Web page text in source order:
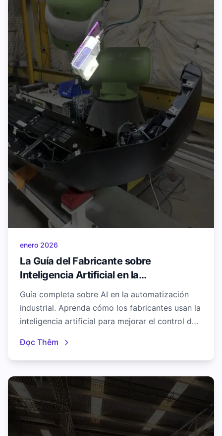
enero 2026
La Guía del Fabricante sobre
Inteligencia Artificial en la
Automatización Industrial
Guía completa sobre AI en la automatización
industrial. Aprenda cómo los fabricantes usan la
inteligencia artificial para mejorar el control de
Đọc Thêm